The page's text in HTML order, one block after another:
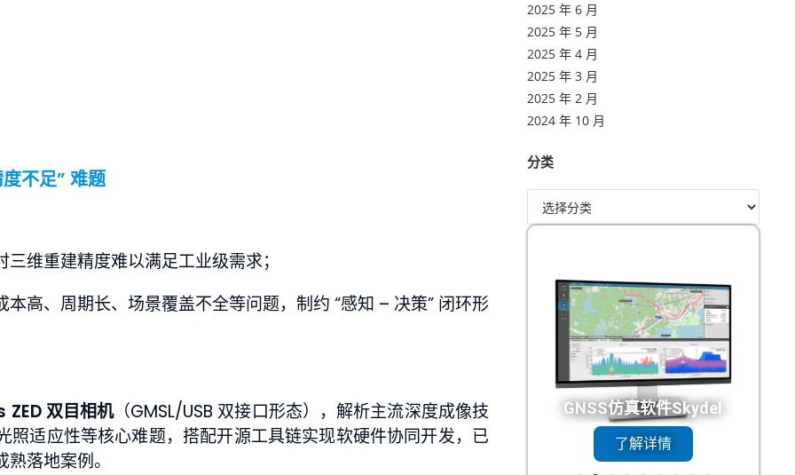
不足” 难题
维重建精度难以满足工业级需求；
高、周期长、场景覆盖不全等问题，制约 “感知 – 决策” 闭环形
双目相机（GMSL/USB 双接口形态），解析主流深度成像技
照适应性等核心难题，搭配开源工具链实现软硬件协同开发，已
落地案例。
2025 年 6 月
2025 年 5 月
2025 年 4 月
2025 年 3 月
2025 年 2 月
2024 年 10 月
分类
EMS温湿度自动监测系统
了解详情
CAN总线接口
了解详情
GNSS仿真软件Skydel
了解详情